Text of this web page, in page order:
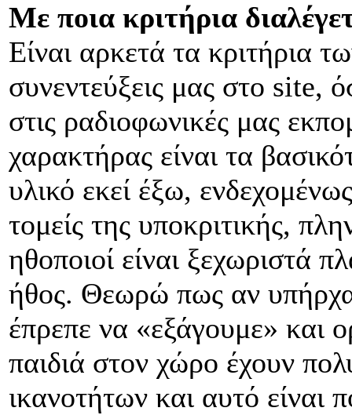
Με ποια κριτήρια
Είναι αρκετά τα κριτήρια
συνεντεύξεις μας στο site,
στις ραδιοφωνικές μας
χαρακτήρας είναι τα
υλικό εκεί έξω,
τομείς της υποκριτικής,
ηθοποιοί είναι ξεχωριστά
ήθος. Θεωρώ πως αν
έπρεπε να «εξάγουμε» και
παιδιά στον χώρο έχουν
ικανοτήτων και αυτό είναι